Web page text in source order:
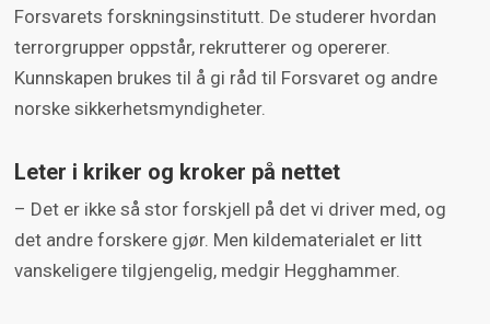
Forsvarets forskningsinstitutt. De studerer hvordan
terrorgrupper oppstår, rekrutterer og opererer.
Kunnskapen brukes til å gi råd til Forsvaret og andre
norske sikkerhetsmyndigheter.
Leter i kriker og kroke​r på nettet
– Det er ikke så stor forskjell på det vi driver med, og
det andre forskere gjør. Men kildematerialet er litt
vanskeligere tilgjengelig, medgir Hegghammer.